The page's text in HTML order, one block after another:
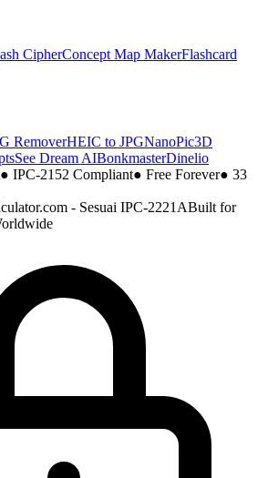
CipherConcept Map MakerFlashcard
RemoverHEIC to JPGNanoPic3D
See Dream AIBonkmasterDinelio
● IPC-2152 Compliant● Free Forever● 33
- Sesuai IPC-2221ABuilt for